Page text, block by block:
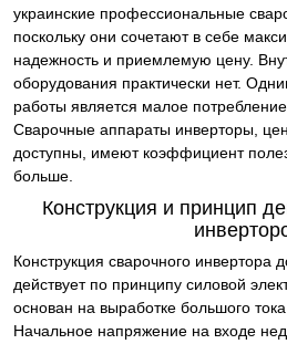
украинские профессиональные
поскольку они сочетают в себе
надежность и приемлемую цену.
оборудования практически нет.
работы является малое потребление
Сварочные аппараты инверторы,
доступны, имеют коэффициент
больше.
Конструкция и принцип
Конструкция сварочного инвертора
действует по принципу силовой
основан на выработке большого
Начальное напряжение на входе